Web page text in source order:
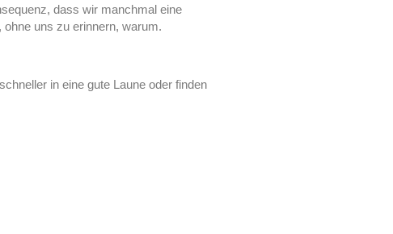
dass wir manchmal eine
uns zu erinnern, warum.
in eine gute Laune oder finden